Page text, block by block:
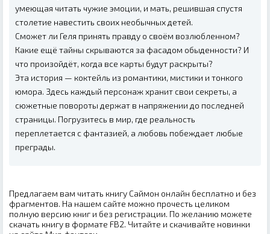
умеющая читать чужие эмоции, и мать, решившая спустя
столетие навестить своих необычных детей.
Сможет ли Геля принять правду о своём возлюбленном?
Какие ещё тайны скрываются за фасадом обыденности? И
что произойдёт, когда все карты будут раскрыты?
Эта история — коктейль из романтики, мистики и тонкого
юмора. Здесь каждый персонаж хранит свои секреты, а
сюжетные повороты держат в напряжении до последней
страницы. Погрузитесь в мир, где реальность
переплетается с фантазией, а любовь побеждает любые
преграды.
Предлагаем вам читать книгу Саймон онлайн бесплатно и без
фрагментов. На нашем сайте можно прочесть целиком
полную версию книг и без регистрации. По желанию можете
скачать книгу в формате FB2. Читайте и скачивайте новинки